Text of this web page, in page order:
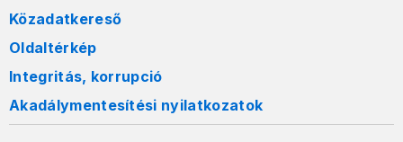
Közadatkereső
Oldaltérkép
Integritás, korrupció
Akadálymentesítési nyilatkozatok